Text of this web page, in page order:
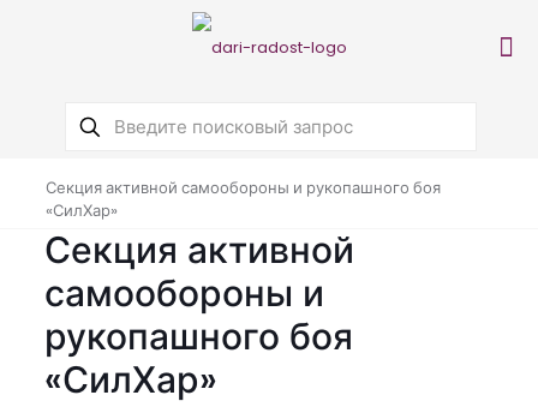
Секция активной самообороны и рукопашного боя
«СилХар»
Секция активной
самообороны и
рукопашного боя
«СилХар»